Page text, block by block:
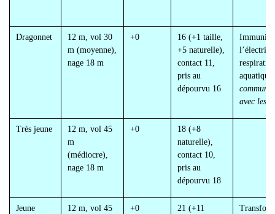
Dragonnet
12 m, vol 30
m (moyenne),
nage 18 m
+0
16 (+1 taille,
+5 naturelle),
contact 11,
pris au
dépourvu 16
Immunité
l
aquatique,
avec les
Très jeune
12 m, vol 45
m
(médiocre),
nage 18 m
+0
18 (+8
naturelle),
contact 10,
pris au
dépourvu 18
Jeune
12 m, vol 45
+0
21 (+11